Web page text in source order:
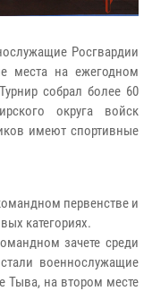
Росгвардии
места на ежегодном
собрал более 60
округа войск
имеют спортивные
первенстве и
категориях.
зачете среди
военнослужащие
Тыва, на втором месте